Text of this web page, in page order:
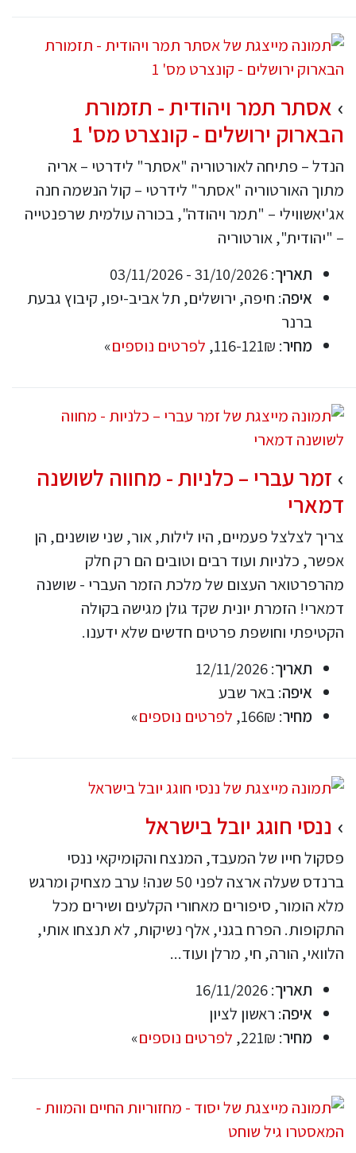
אסתר תמר ויהודית - תזמורת
הבארוק ירושלים - קונצרט מס' 1
הנדל – פתיחה לאורטוריה "אסתר" לידרטי – אריה
מתוך האורטוריה "אסתר" לידרטי – קול הנשמה חנה
אג'יאשווילי – "תמר ויהודה", בכורה עולמית שרפנטייה
– "יהודית", אורטוריה
תאריך: 31/10/2026 - 03/11/2026
איפה: חיפה, ירושלים, תל אביב-יפו, קיבוץ גבעת
ברנר
מחיר: 116-121₪, לפרטים נוספים»
זמר עברי – כלניות - מחווה לשושנה
דמארי
צריך לצלצל פעמיים, היו לילות, אור, שני שושנים, הן
אפשר, כלניות ועוד רבים וטובים הם רק חלק
מהרפרטואר העצום של מלכת הזמר העברי - שושנה
דמארי! הזמרת יונית שקד גולן מגישה בקולה
הקטיפתי וחושפת פרטים חדשים שלא ידענו.
תאריך: 12/11/2026
איפה: באר שבע
מחיר: 166₪, לפרטים נוספים»
ננסי חוגג יובל בישראל
פסקול חייו של המעבד, המנצח והקומיקאי ננסי
ברנדס שעלה ארצה לפני 50 שנה! ערב מצחיק ומרגש
מלא הומור, סיפורים מאחורי הקלעים ושירים מכל
התקופות. הפרח בגני, אלף נשיקות, לא תנצחו אותי,
הלוואי, הורה, חי, מרלן ועוד...
תאריך: 16/11/2026
איפה: ראשון לציון
מחיר: 221₪, לפרטים נוספים»